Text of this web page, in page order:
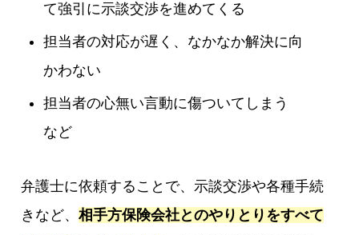
て強引に示談交渉を進めてくる
担当者の対応が遅く、なかなか解決に向
かわない
担当者の心無い言動に傷ついてしまう
など
弁護士に依頼することで、示談交渉や各種手続
きなど、相手方保険会社とのやりとりをすべて